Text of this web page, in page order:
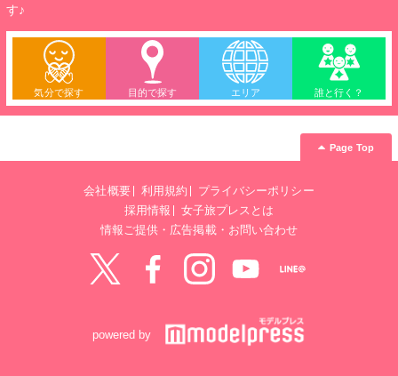
す♪
気分で探す 目的で探す エリア 誰と行く？
Page Top
会社概要 利用規約
プライバシーポリシー
採用情報
女子旅プレスとは
情報ご提供・広告掲載・お問い合わせ
powered by